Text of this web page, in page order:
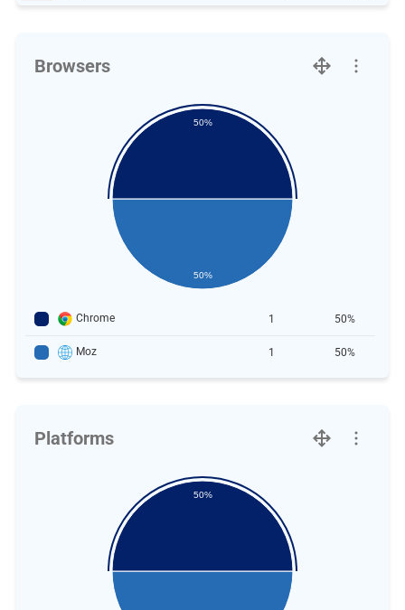
Browsers
50%
50%
Chrome 1 50%
Moz 1 50%
Platforms
50%